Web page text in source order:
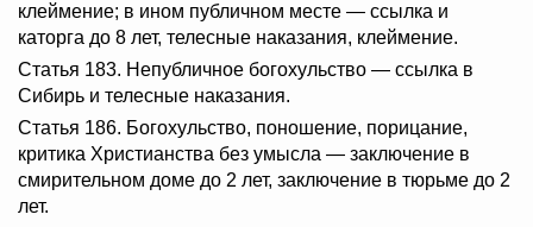
клеймение; в ином публичном месте — ссылка и
каторга до 8 лет, телесные наказания, клеймение.
Статья 183. Непубличное богохульство — ссылка в
Сибирь и телесные наказания.
Статья 186. Богохульство, поношение, порицание,
критика Христианства без умысла — заключение в
смирительном доме до 2 лет, заключение в тюрьме до 2
лет.